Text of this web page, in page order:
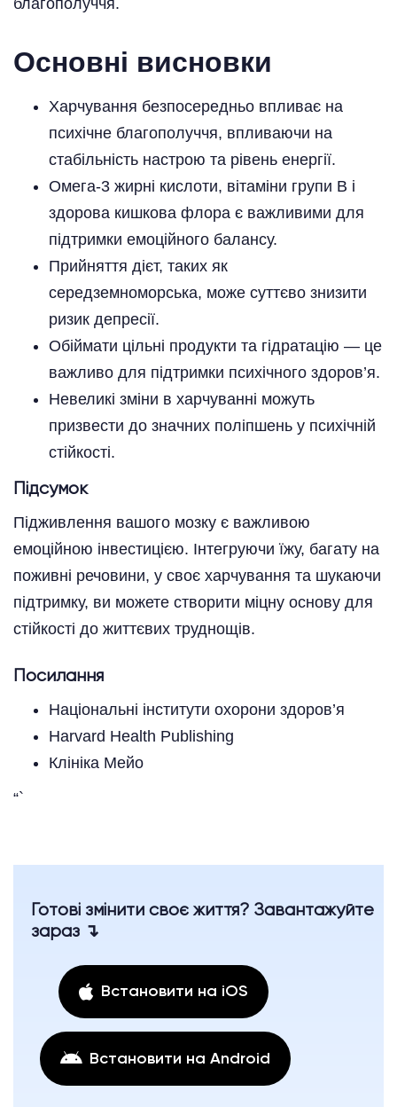
Основні висновки
Харчування безпосередньо впливає на
психічне благополуччя, впливаючи на
стабільність настрою та рівень енергії.
Омега-3 жирні кислоти, вітаміни групи B і
здорова кишкова флора є важливими для
підтримки емоційного балансу.
Прийняття дієт, таких як
середземноморська, може суттєво знизити
ризик депресії.
Обіймати цільні продукти та гідратацію — це
важливо для підтримки психічного здоров’я.
Невеликі зміни в харчуванні можуть
призвести до значних поліпшень у психічній
стійкості.
Підсумок
Підживлення вашого мозку є важливою
емоційною інвестицією. Інтегруючи їжу, багату на
поживні речовини, у своє харчування та шукаючи
підтримку, ви можете створити міцну основу для
стійкості до життєвих труднощів.
Посилання
Національні інститути охорони здоров’я
Harvard Health Publishing
Клініка Мейо
“`
Готові змінити своє життя? Завантажуйте
зараз ↴
Встановити на iOS
Встановити на Android